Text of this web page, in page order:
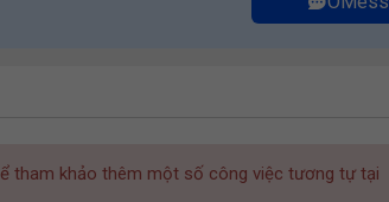
tham khảo thêm một số công việc tương tự tại